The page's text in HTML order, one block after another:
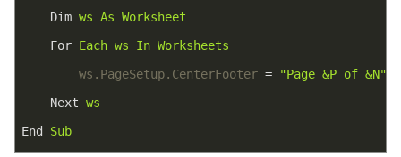
Dim ws As Worksheet
For Each ws In Worksheets
ws.PageSetup.CenterFooter =
"Page &P of &N"
Next ws
End
Sub